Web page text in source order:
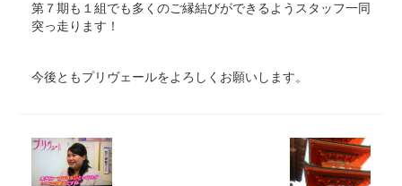
第７期も１組でも多くのご縁結びができるようスタッフ一同
突っ走ります！
今後ともプリヴェールをよろしくお願いします。